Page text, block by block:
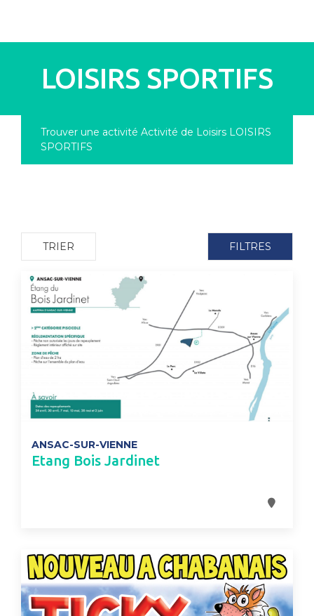
LOISIRS SPORTIFS
Trouver une activité Activité de Loisirs LOISIRS
SPORTIFS
TRIER FILTRES
ANSAC-SUR-VIENNE
Etang Bois Jardinet